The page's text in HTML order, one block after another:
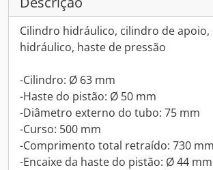
Cilindro hidráulico, cilindro de apoio,
hidráulico, haste de pressão
-Cilindro: Ø 63 mm
-Haste do pistão: Ø 50 mm
-Diâmetro externo do tubo: 75 mm
-Curso: 500 mm
-Comprimento total retraído: 730 mm
-Encaixe da haste do pistão: Ø 44